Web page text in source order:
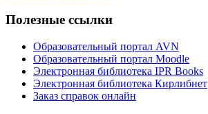
Полезные ссылки
Образовательный портал AVN
Образовательный портал Moodle
Электронная библиотека IPR Books
Электронная библиотека Кирлибнет
Заказ справок онлайн